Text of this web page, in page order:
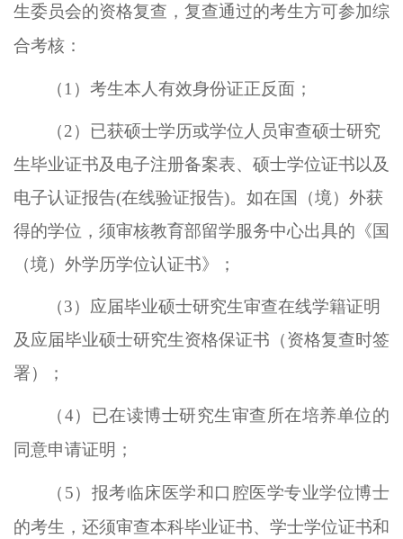
生委员会的资格复查， 复查通过的考生方可参加综
合考核 ：
（1） 考生本人有效身份证正反面；
（2） 已获硕士学历或学位人员审查硕士研究
生毕业证书及电子注册备案表、硕士学位证书以及
电子认证报告(在线验证报告)。 如在国（境）外获
得的学位，须审核教育部留学服务中心出具的《国
（境）外学历学位认证书》
；
（3） 应届毕业硕士研究生审查在线学籍证明
及应届毕业硕士研究生资格保证书 （资格复查时签
署）
；
（4）已在读博士研究生审查所在培养单位的
同意申请证明 ；
（ 5）报考临床医学和口腔医学专业学位博士
的考生，还须审查本科毕业证书、学士学位证书和